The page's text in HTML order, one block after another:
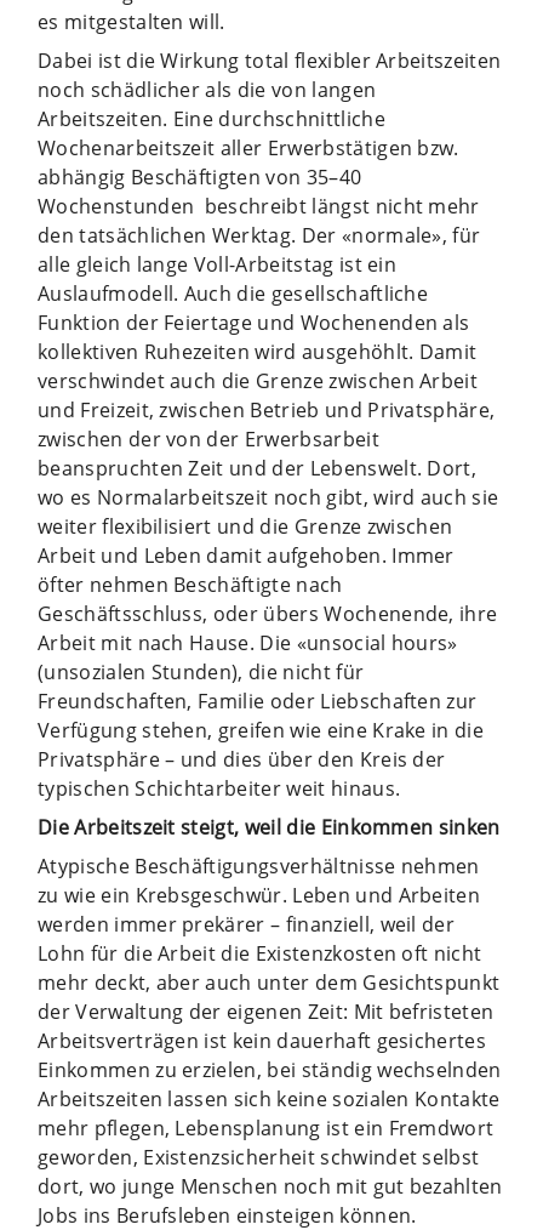
es mitgestalten will.
Dabei ist die Wirkung total flexibler Arbeitszeiten
noch schädlicher als die von langen
Arbeitszeiten. Eine durchschnittliche
Wochenarbeitszeit aller Erwerbstätigen bzw.
abhängig Beschäftigten von 35–40
Wochenstunden beschreibt längst nicht mehr
den tatsächlichen Werktag. Der «normale», für
alle gleich lange Voll-Arbeitstag ist ein
Auslaufmodell. Auch die gesellschaftliche
Funktion der Feiertage und Wochenenden als
kollektiven Ruhezeiten wird ausgehöhlt. Damit
verschwindet auch die Grenze zwischen Arbeit
und Freizeit, zwischen Betrieb und Privatsphäre,
zwischen der von der Erwerbsarbeit
beanspruchten Zeit und der Lebenswelt. Dort,
wo es Normalarbeitszeit noch gibt, wird auch sie
weiter flexibilisiert und die Grenze zwischen
Arbeit und Leben damit aufgehoben. Immer
öfter nehmen Beschäftigte nach
Geschäftsschluss, oder übers Wochenende, ihre
Arbeit mit nach Hause. Die «unsocial hours»
(unsozialen Stunden), die nicht für
Freundschaften, Familie oder Liebschaften zur
Verfügung stehen, greifen wie eine Krake in die
Privatsphäre – und dies über den Kreis der
typischen Schichtarbeiter weit hinaus.
Die Arbeitszeit steigt, weil die Einkommen sinken
Atypische Beschäftigungsverhältnisse nehmen
zu wie ein Krebsgeschwür. Leben und Arbeiten
werden immer prekärer – finanziell, weil der
Lohn für die Arbeit die Existenzkosten oft nicht
mehr deckt, aber auch unter dem Gesichtspunkt
der Verwaltung der eigenen Zeit: Mit befristeten
Arbeitsverträgen ist kein dauerhaft gesichertes
Einkommen zu erzielen, bei ständig wechselnden
Arbeitszeiten lassen sich keine sozialen Kontakte
mehr pflegen, Lebensplanung ist ein Fremdwort
geworden, Existenzsicherheit schwindet selbst
dort, wo junge Menschen noch mit gut bezahlten
Jobs ins Berufsleben einsteigen können.